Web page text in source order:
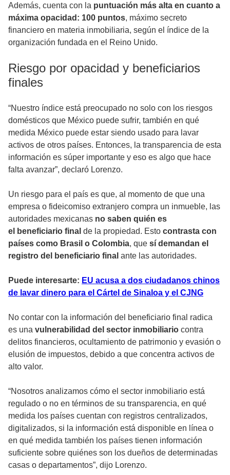
Además, cuenta con la puntuación más alta en cuanto a
máxima opacidad: 100 puntos, máximo secreto
financiero en materia inmobiliaria, según el índice de la
organización fundada en el Reino Unido.
Riesgo por opacidad y beneficiarios
finales
“Nuestro índice está preocupado no solo con los riesgos
domésticos que México puede sufrir, también en qué
medida México puede estar siendo usado para lavar
activos de otros países. Entonces, la transparencia de esta
información es súper importante y eso es algo que hace
falta avanzar”, declaró Lorenzo.
Un riesgo para el país es que, al momento de que una
empresa o fideicomiso extranjero compra un inmueble, las
autoridades mexicanas no saben quién es
el beneficiario final de la propiedad. Esto contrasta con
países como Brasil o Colombia, que sí demandan el
registro del beneficiario final ante las autoridades.
Puede interesarte: EU acusa a dos ciudadanos chinos
de lavar dinero para el Cártel de Sinaloa y el CJNG
No contar con la información del beneficiario final radica
es una vulnerabilidad del sector inmobiliario contra
delitos financieros, ocultamiento de patrimonio y evasión o
elusión de impuestos, debido a que concentra activos de
alto valor.
“Nosotros analizamos cómo el sector inmobiliario está
regulado o no en términos de su transparencia, en qué
medida los países cuentan con registros centralizados,
digitalizados, si la información está disponible en línea o
en qué medida también los países tienen información
suficiente sobre quiénes son los dueños de determinadas
casas o departamentos”, dijo Lorenzo.